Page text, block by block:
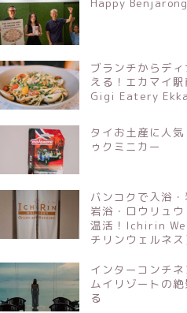
Happy
ブランチからデ
える！エカマイ
Gigi Eatery
タイお土産に人
ゥクミニカー
バンコクで入浴
岩浴・ロウリュ
温活！Ichirin
チリンウェルネス
インターコンチ
ムイリゾートの
る